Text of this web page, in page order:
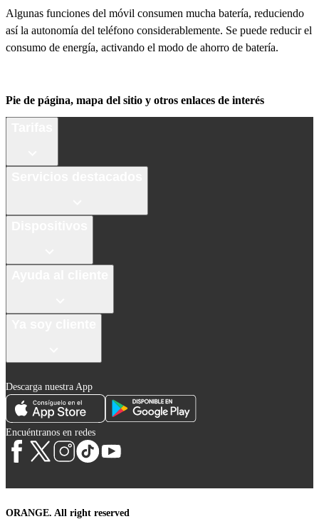
Algunas funciones del móvil consumen mucha batería, reduciendo
así la autonomía del teléfono considerablemente. Se puede reducir el
consumo de energía, activando el modo de ahorro de batería.
Pie de página, mapa del sitio y otros enlaces de interés
Descarga nuestra App
Encuéntranos en redes
ORANGE. All right reserved